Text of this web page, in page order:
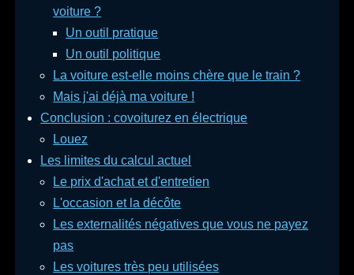
voiture ?
Un outil pratique
Un outil politique
La voiture est-elle moins chère que le train ?
Mais j'ai déjà ma voiture !
Conclusion : covoiturez en électrique
Louez
Les limites du calcul actuel
Le prix d'achat et d'entretien
L'occasion et la décôte
Les externalités négatives que vous ne payez
pas
Les voitures très peu utilisées